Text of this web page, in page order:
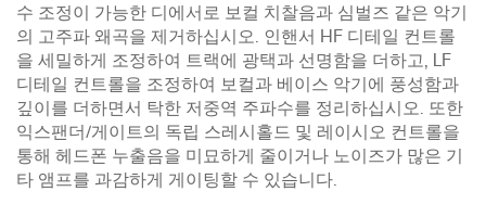
수 조정이 가능한 디에서로 보컬 치찰음과 심벌즈 같은 악기
의 고주파 왜곡을 제거하십시오. 인핸서 HF 디테일 컨트롤
을 세밀하게 조정하여 트랙에 광택과 선명함을 더하고, LF
디테일 컨트롤을 조정하여 보컬과 베이스 악기에 풍성함과
깊이를 더하면서 탁한 저중역 주파수를 정리하십시오. 또한
익스팬더/게이트의 독립 스레시홀드 및 레이시오 컨트롤을
통해 헤드폰 누출음을 미묘하게 줄이거나 노이즈가 많은 기
타 앰프를 과감하게 게이팅할 수 있습니다.